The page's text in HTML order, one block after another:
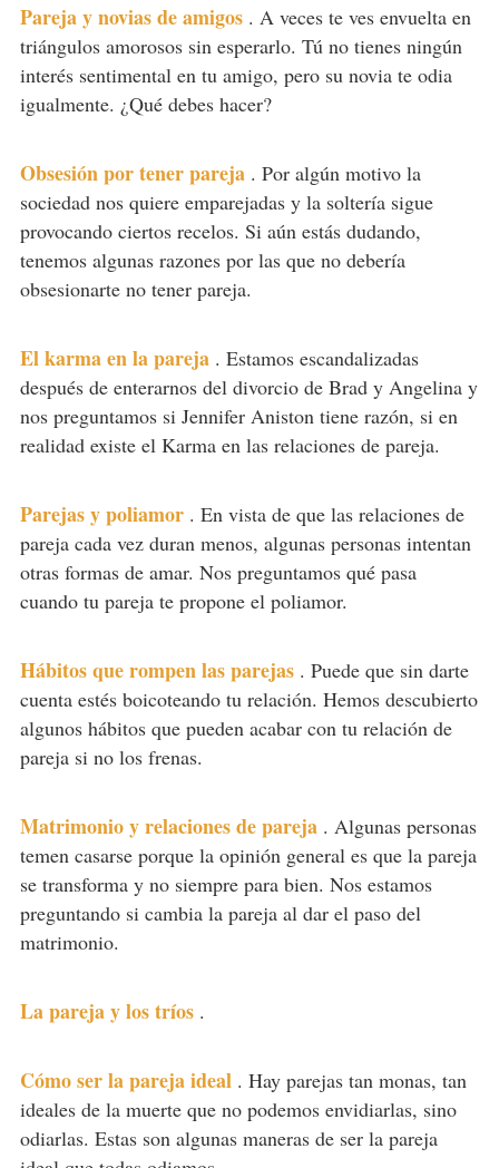
Pareja y novias de amigos . A veces te ves envuelta en
triángulos amorosos sin esperarlo. Tú no tienes ningún
interés sentimental en tu amigo, pero su novia te odia
igualmente. ¿Qué debes hacer?
Obsesión por tener pareja . Por algún motivo la
sociedad nos quiere emparejadas y la soltería sigue
provocando ciertos recelos. Si aún estás dudando,
tenemos algunas razones por las que no debería
obsesionarte no tener pareja.
El karma en la pareja . Estamos escandalizadas
después de enterarnos del divorcio de Brad y Angelina y
nos preguntamos si Jennifer Aniston tiene razón, si en
realidad existe el Karma en las relaciones de pareja.
Parejas y poliamor . En vista de que las relaciones de
pareja cada vez duran menos, algunas personas intentan
otras formas de amar. Nos preguntamos qué pasa
cuando tu pareja te propone el poliamor.
Hábitos que rompen las parejas . Puede que sin darte
cuenta estés boicoteando tu relación. Hemos descubierto
algunos hábitos que pueden acabar con tu relación de
pareja si no los frenas.
Matrimonio y relaciones de pareja . Algunas personas
temen casarse porque la opinión general es que la pareja
se transforma y no siempre para bien. Nos estamos
preguntando si cambia la pareja al dar el paso del
matrimonio.
La pareja y los tríos .
Cómo ser la pareja ideal . Hay parejas tan monas, tan
ideales de la muerte que no podemos envidiarlas, sino
odiarlas. Estas son algunas maneras de ser la pareja